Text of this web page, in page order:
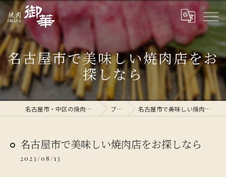
名古屋市で美味しい焼肉店をお
探しなら
名古屋市・中区の焼肉なら焼肉 御華 ブログ 名古屋市で美味しい焼肉店をお探しなら
名古屋市で美味しい焼肉店をお探しなら
2023/08/13